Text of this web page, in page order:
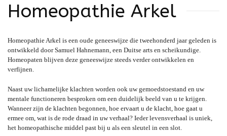
Homeopathie Arkel
Homeopathie Arkel is een oude geneeswijze die tweehonderd jaar geleden is
ontwikkeld door Samuel Hahnemann, een Duitse arts en scheikundige.
Homeopaten blijven deze geneeswijze steeds verder ontwikkelen en
verfijnen.
Naast uw lichamelijke klachten worden ook uw gemoedstoestand en uw
mentale functioneren besproken om een duidelijk beeld van u te krijgen.
Wanneer zijn de klachten begonnen, hoe ervaart u de klacht, hoe gaat u
ermee om, wat is de rode draad in uw verhaal? Ieder levensverhaal is uniek,
het homeopathische middel past bij u als een sleutel in een slot.